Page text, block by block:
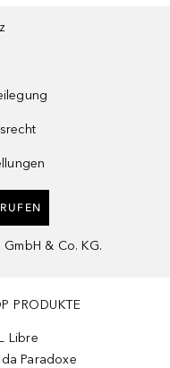
& Co. KG.
PRODUKTE
Libre
Paradoxe